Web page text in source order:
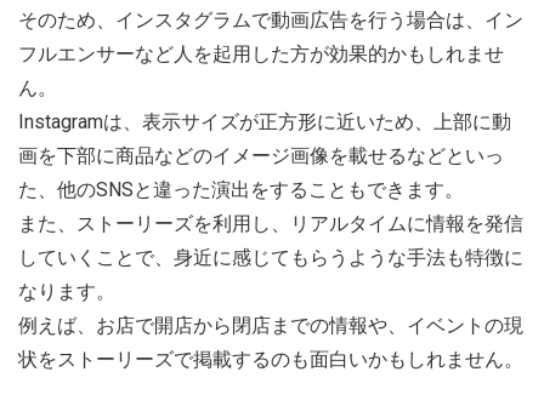
そのため、インスタグラムで動画広告を行う場合は、イン
フルエンサーなど人を起用した方が効果的かもしれませ
ん。
Instagramは、表示サイズが正方形に近いため、上部に動
画を下部に商品などのイメージ画像を載せるなどといっ
た、他のSNSと違った演出をすることもできます。
また、ストーリーズを利用し、リアルタイムに情報を発信
していくことで、身近に感じてもらうような手法も特徴に
なります。
例えば、お店で開店から閉店までの情報や、イベントの現
状をストーリーズで掲載するのも面白いかもしれません。